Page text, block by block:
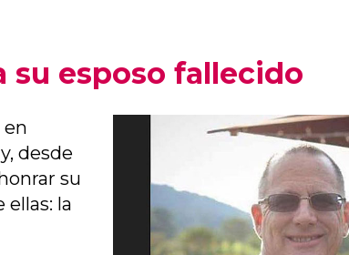
su esposo fallecido
en
desde
su
la